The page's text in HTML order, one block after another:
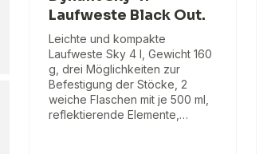
Laufweste Black Out.
Leichte und kompakte
Laufweste Sky 4 l, Gewicht 160
g, drei Möglichkeiten zur
Befestigung der Stöcke, 2
weiche Flaschen mit je 500 ml,
reflektierende Elemente,…